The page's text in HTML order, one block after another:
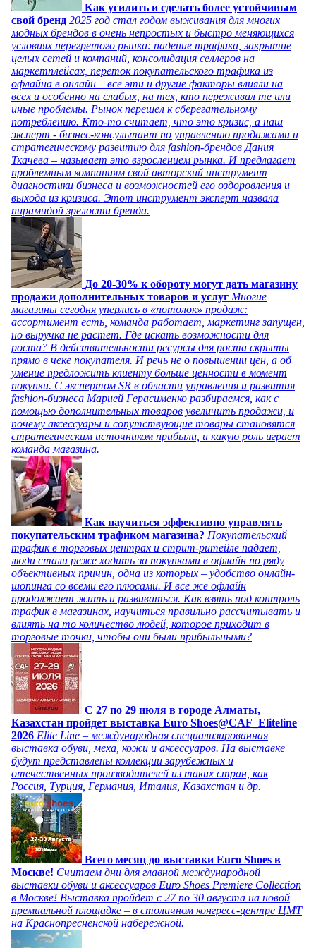
Как усилить и сделать более устойчивым
свой бренд 2025 год стал годом выживания для многих
модных брендов в очень непростых и быстро меняющихся
условиях перегретого рынка: падение трафика, закрытие
целых сетей и компаний, консолидация селлеров на
маркетплейсах, переток покупательского трафика из
офлайна в онлайн – все эти и другие факторы влияли на
всех и особенно на слабых, на тех, кто переживал те или
иные проблемы. Рынок перешел к сберегательному
потреблению. Кто-то считает, что это кризис, а наш
эксперт - бизнес-консультант по управлению продажами и
стратегическому развитию для fashion-брендов Дания
Ткачева – называет это взрослением рынка. И предлагает
проблемным компаниям свой авторский инструмент
диагностики бизнеса и возможностей его оздоровления и
выхода из кризиса. Этот инструмент эксперт назвала
пирамидой зрелости бренда.
До 20-30% к обороту могут дать магазину
продажи дополнительных товаров и услуг Многие
магазины сегодня уперлись в «потолок» продаж:
ассортимент есть, команда работает, маркетинг запущен,
но выручка не растет. Где искать возможности для
роста? В действительности ресурсы для роста скрыты
прямо в чеке покупателя. И речь не о повышении цен, а об
умение предложить клиенту больше ценности в момент
покупки. С экспертом SR в области управления и развития
fashion-бизнеса Марией Герасименко разбираемся, как с
помощью дополнительных товаров увеличить продажи, и
почему аксессуары и сопутствующие товары становятся
стратегическим источником прибыли, и какую роль играет
команда магазина.
Как научиться эффективно управлять
покупательским трафиком магазина? Покупательский
трафик в торговых центрах и стрит-ритейле падает,
люди стали реже ходить за покупками в офлайн по ряду
объективных причин, одна из которых – удобство онлайн-
шопинга со всеми его плюсами. И все же офлайн
продолжает жить и развиваться. Как взять под контроль
трафик в магазинах, научиться правильно рассчитывать и
влиять на то количество людей, которое приходит в
торговые точки, чтобы они были прибыльными?
C 27 по 29 июля в городе Алматы,
Казахстан пройдет выставка Euro Shoes@CAF_Eliteline
2026 Elite Line – международная специализированная
выставка обуви, меха, кожи и аксессуаров. На выставке
будут представлены коллекции зарубежных и
отечественных производителей из таких стран, как
Россия, Турция, Германия, Италия, Казахстан и др.
Всего месяц до выставки Euro Shoes в
Москве! Считаем дни для главной международной
выставки обуви и аксессуаров Euro Shoes Premiere Collection
в Москве! Выставка пройдет с 27 по 30 августа на новой
премиальной площадке – в столичном конгресс-центре ЦМТ
на Краснопресненской набережной.